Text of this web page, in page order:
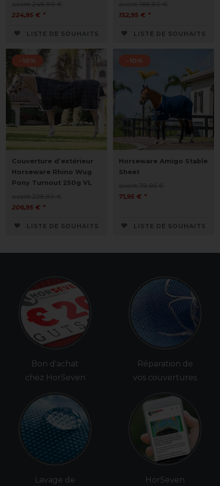
avant 249,90 €
224,95 € *
LISTE DE SOUHAITS
avant 169,90 €
152,95 € *
LISTE DE SOUHAITS
-10%
Couverture d’extérieur
Horseware Rhino Wug
Pony Turnout 250g VL
avant 229,90 €
206,95 € *
LISTE DE SOUHAITS
-10%
Horseware Amigo Stable
Sheet
avant 79,95 €
71,95 € *
LISTE DE SOUHAITS
Bon d'achat
chez HorSeven
Lavage de
Réparation de
vos couvertures
HorSeven